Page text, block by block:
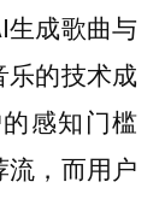
生成歌曲与
乐的技术成
感知门槛
，而用户